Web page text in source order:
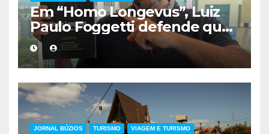
Em “Homo Longevus”, Luiz
Paulo Foggetti defende que
viver mais exigirá uma nova
forma de encarar a vida
JORNAL BÚZIOS TURISMO VIAGEM E TURISMO